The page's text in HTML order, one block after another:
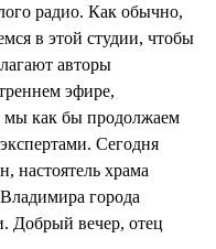
радио. Как обычно,
в этой студии, чтобы
авторы
эфире,
мы как бы продолжаем
Сегодня
настоятель храма
города
Добрый вечер, отец